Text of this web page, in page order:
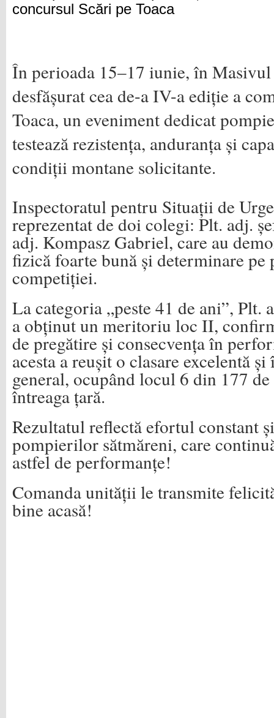
În perioada 15–17 iunie, în Masivul
desfășurat cea de-a IV-a ediție a
Toaca, un eveniment dedicat
testează rezistența, anduranța și
condiții montane solicitante.
Inspectoratul pentru Situații de
reprezentat de doi colegi: Plt. adj.
adj. Kompasz Gabriel, care au
fizică foarte bună și determinare
competiției.
La categoria „peste 41 de ani”, Plt.
a obținut un meritoriu loc II,
de pregătire și consecvența în
acesta a reușit o clasare excelentă
general, ocupând locul 6 din 177
întreaga țară.
Rezultatul reflectă efortul constant
pompierilor sătmăreni, care
astfel de performanțe!
Comanda unității le transmite
bine acasă!